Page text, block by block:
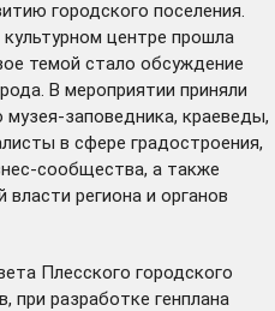
городского поселения.
центре прошла
темой стало обсуждение
В мероприятии приняли
заповедника, краеведы,
в сфере градостроения,
сообщества, а также
власти региона и органов
Плесского городского
при разработке генплана